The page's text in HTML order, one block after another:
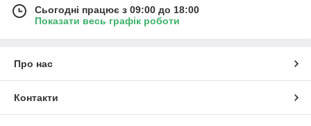
Сьогодні працює з 09:00 до 18:00
Показати весь графік роботи
Про нас
Контакти